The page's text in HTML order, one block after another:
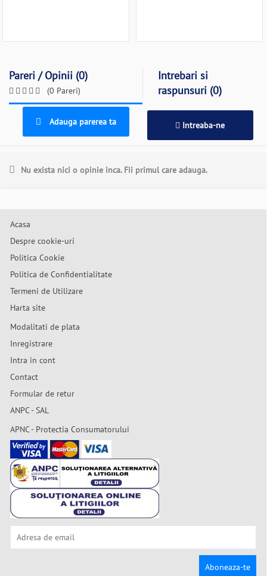
Pareri / Opinii (0)
(0 Pareri)
Intrebari si
raspunsuri (0)
Adauga parerea ta Intreaba-ne
Nu exista nici o opinie inca. Fii primul care adauga.
Acasa
Despre cookie-uri
Politica Cookie
Politica de Confidentialitate
Termeni de Utilizare
Harta site
Modalitati de plata
Inregistrare
Intra in cont
Contact
Formular de retur
ANPC - SAL
APNC - Protectia Consumatorului
Aboneaza-te